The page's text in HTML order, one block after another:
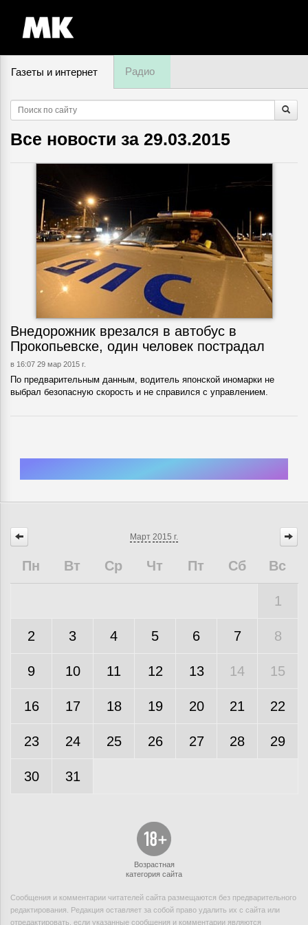
Газеты и интернет Радио
Все новости за 29.03.2015
Внедорожник врезался в автобус в
Прокопьевске, один человек пострадал
в 16:07 29 мар 2015 г.
По предварительным данным, водитель японской иномарки не
выбрал безопасную скорость и не справился с управлением.
Март 2015 г.
Пн Вт Ср Чт Пт Сб Вс
1
2 3 4 5 6 7 8
9 10 11 12 13 14 15
16 17 18 19 20 21 22
23 24 25 26 27 28 29
30 31
Возрастная
категория сайта
Сообщения и комментарии читателей сайта размещаются без предварительного
редактирования. Редакция оставляет за собой право удалить их с сайта или
отредактировать, если указанные сообщения и комментарии являются